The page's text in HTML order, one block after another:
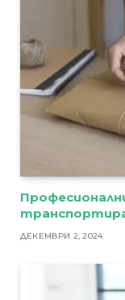
ДЕКЕМВРИ 2, 2024